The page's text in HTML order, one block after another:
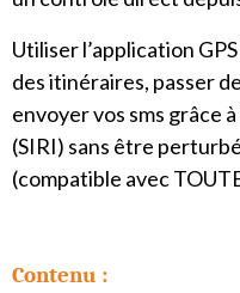
Utiliser l’application
des itinéraires, passer
envoyer vos sms grâce
(SIRI) sans être
(compatible avec
Contenu :